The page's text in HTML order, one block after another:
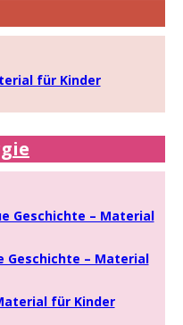
für Kinder
Geschichte – Material
Geschichte – Material
für Kinder